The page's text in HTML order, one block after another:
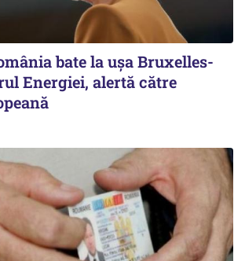
bate la ușa Bruxelles-
Energiei, alertă către